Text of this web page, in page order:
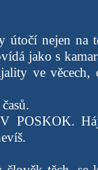
útočí nejen na
jako s
ve
POSKOK.